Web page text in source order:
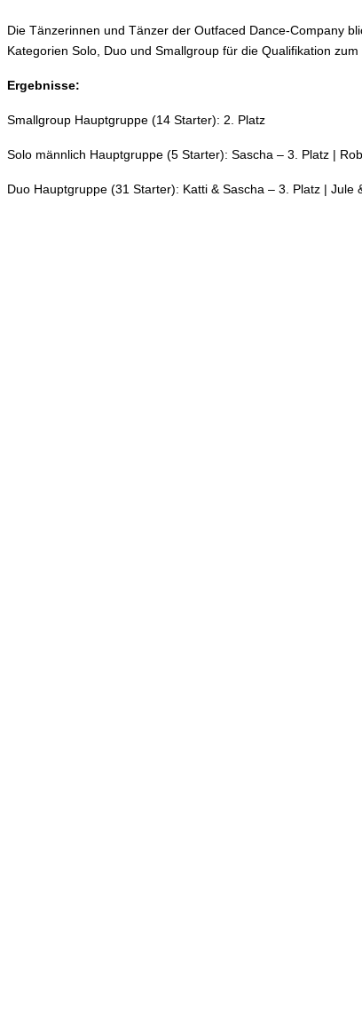
Die Tänzerinnen und Tänzer der Outfaced Dance-Company
Kategorien Solo, Duo und Smallgroup für die Qualifikation
Ergebnisse:
Smallgroup Hauptgruppe (14 Starter): 2. Platz
Solo männlich Hauptgruppe (5 Starter): Sascha – 3. Platz |
Duo Hauptgruppe (31 Starter): Katti & Sascha – 3. Platz | Jule